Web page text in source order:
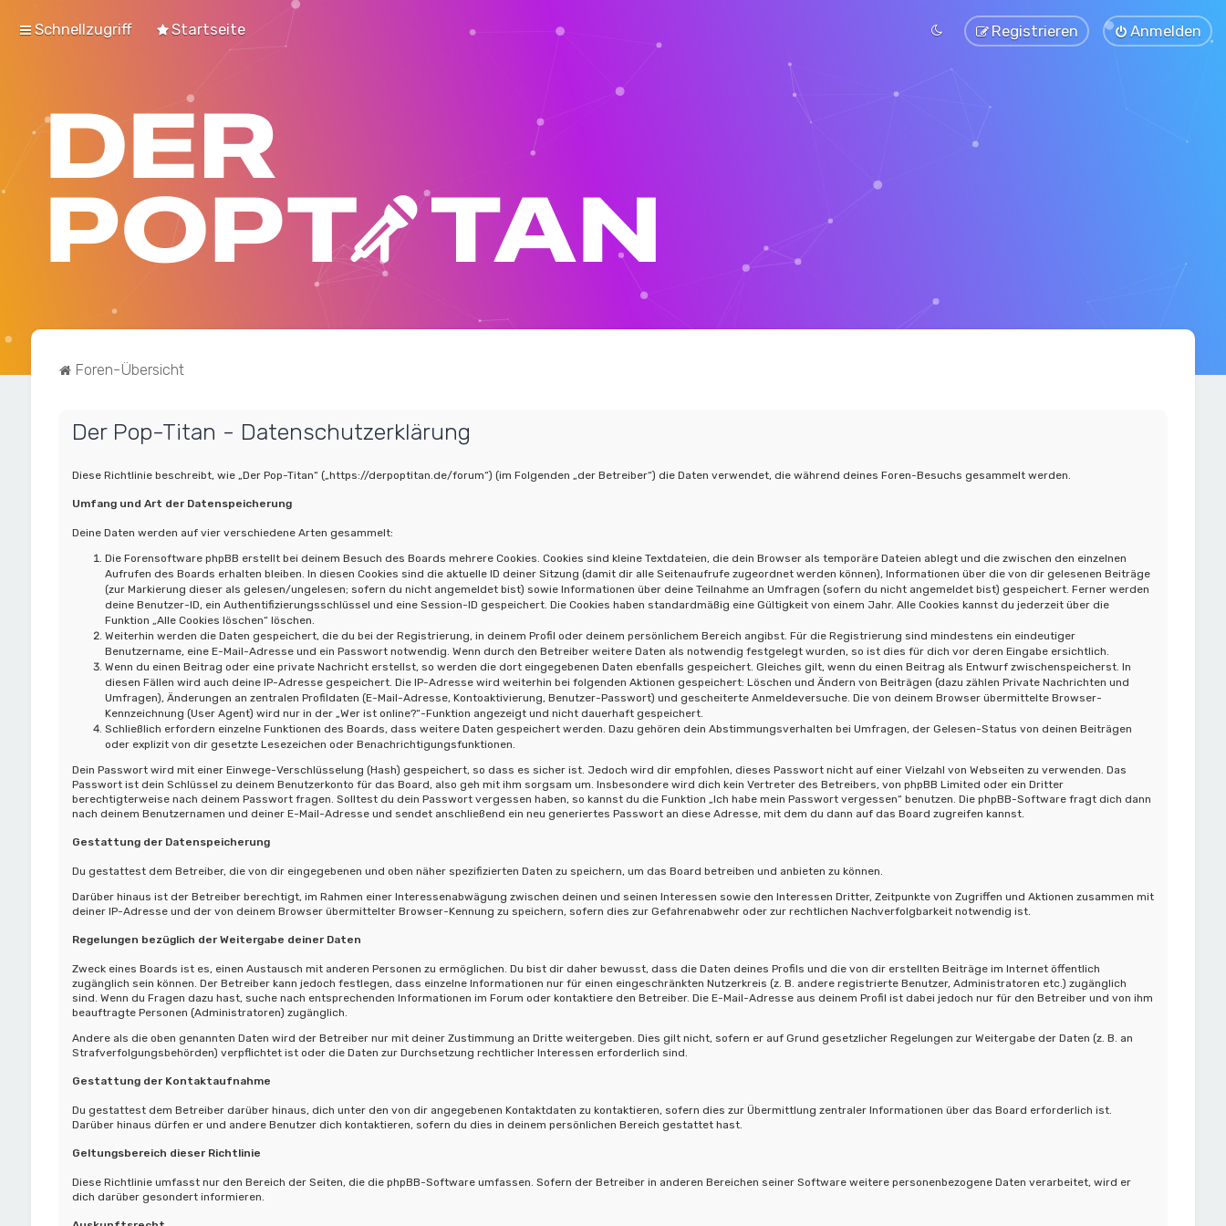
Schnellzugriff Startseite Anmelden
Registrieren
Foren-Übersicht
Der Pop-Titan - Datenschutzerklärung
Diese Richtlinie beschreibt, wie „Der Pop-Titan“ („https://derpoptitan.de/forum“) (im Folgenden „der Betreiber“) die Daten verwendet, die während deines Foren-Besuchs gesammelt werden.
Umfang und Art der Datenspeicherung
Deine Daten werden auf vier verschiedene Arten gesammelt:
Die Forensoftware phpBB erstellt bei deinem Besuch des Boards mehrere Cookies. Cookies sind kleine Textdateien, die dein Browser als temporäre Dateien ablegt und die zwischen den einzelnen
Aufrufen des Boards erhalten bleiben. In diesen Cookies sind die aktuelle ID deiner Sitzung (damit dir alle Seitenaufrufe zugeordnet werden können), Informationen über die von dir gelesenen Beiträge
(zur Markierung dieser als gelesen/ungelesen; sofern du nicht angemeldet bist) sowie Informationen über deine Teilnahme an Umfragen (sofern du nicht angemeldet bist) gespeichert. Ferner werden
deine Benutzer-ID, ein Authentifizierungsschlüssel und eine Session-ID gespeichert. Die Cookies haben standardmäßig eine Gültigkeit von einem Jahr. Alle Cookies kannst du jederzeit über die
Funktion „Alle Cookies löschen“ löschen.
Weiterhin werden die Daten gespeichert, die du bei der Registrierung, in deinem Profil oder deinem persönlichem Bereich angibst. Für die Registrierung sind mindestens ein eindeutiger
Benutzername, eine E-Mail-Adresse und ein Passwort notwendig. Wenn durch den Betreiber weitere Daten als notwendig festgelegt wurden, so ist dies für dich vor deren Eingabe ersichtlich.
Wenn du einen Beitrag oder eine private Nachricht erstellst, so werden die dort eingegebenen Daten ebenfalls gespeichert. Gleiches gilt, wenn du einen Beitrag als Entwurf zwischenspeicherst. In
diesen Fällen wird auch deine IP-Adresse gespeichert. Die IP-Adresse wird weiterhin bei folgenden Aktionen gespeichert: Löschen und Ändern von Beiträgen (dazu zählen Private Nachrichten und
Umfragen), Änderungen an zentralen Profildaten (E-Mail-Adresse, Kontoaktivierung, Benutzer-Passwort) und gescheiterte Anmeldeversuche. Die von deinem Browser übermittelte Browser-
Kennzeichnung (User Agent) wird nur in der „Wer ist online?“-Funktion angezeigt und nicht dauerhaft gespeichert.
Schließlich erfordern einzelne Funktionen des Boards, dass weitere Daten gespeichert werden. Dazu gehören dein Abstimmungsverhalten bei Umfragen, der Gelesen-Status von deinen Beiträgen
oder explizit von dir gesetzte Lesezeichen oder Benachrichtigungsfunktionen.
Dein Passwort wird mit einer Einwege-Verschlüsselung (Hash) gespeichert, so dass es sicher ist. Jedoch wird dir empfohlen, dieses Passwort nicht auf einer Vielzahl von Webseiten zu verwenden. Das
Passwort ist dein Schlüssel zu deinem Benutzerkonto für das Board, also geh mit ihm sorgsam um. Insbesondere wird dich kein Vertreter des Betreibers, von phpBB Limited oder ein Dritter
berechtigterweise nach deinem Passwort fragen. Solltest du dein Passwort vergessen haben, so kannst du die Funktion „Ich habe mein Passwort vergessen“ benutzen. Die phpBB-Software fragt dich dann
nach deinem Benutzernamen und deiner E-Mail-Adresse und sendet anschließend ein neu generiertes Passwort an diese Adresse, mit dem du dann auf das Board zugreifen kannst.
Gestattung der Datenspeicherung
Du gestattest dem Betreiber, die von dir eingegebenen und oben näher spezifizierten Daten zu speichern, um das Board betreiben und anbieten zu können.
Darüber hinaus ist der Betreiber berechtigt, im Rahmen einer Interessenabwägung zwischen deinen und seinen Interessen sowie den Interessen Dritter, Zeitpunkte von Zugriffen und Aktionen zusammen mit
deiner IP-Adresse und der von deinem Browser übermittelter Browser-Kennung zu speichern, sofern dies zur Gefahrenabwehr oder zur rechtlichen Nachverfolgbarkeit notwendig ist.
Regelungen bezüglich der Weitergabe deiner Daten
Zweck eines Boards ist es, einen Austausch mit anderen Personen zu ermöglichen. Du bist dir daher bewusst, dass die Daten deines Profils und die von dir erstellten Beiträge im Internet öffentlich
zugänglich sein können. Der Betreiber kann jedoch festlegen, dass einzelne Informationen nur für einen eingeschränkten Nutzerkreis (z. B. andere registrierte Benutzer, Administratoren etc.) zugänglich
sind. Wenn du Fragen dazu hast, suche nach entsprechenden Informationen im Forum oder kontaktiere den Betreiber. Die E-Mail-Adresse aus deinem Profil ist dabei jedoch nur für den Betreiber und von ihm
beauftragte Personen (Administratoren) zugänglich.
Andere als die oben genannten Daten wird der Betreiber nur mit deiner Zustimmung an Dritte weitergeben. Dies gilt nicht, sofern er auf Grund gesetzlicher Regelungen zur Weitergabe der Daten (z. B. an
Strafverfolgungsbehörden) verpflichtet ist oder die Daten zur Durchsetzung rechtlicher Interessen erforderlich sind.
Gestattung der Kontaktaufnahme
Du gestattest dem Betreiber darüber hinaus, dich unter den von dir angegebenen Kontaktdaten zu kontaktieren, sofern dies zur Übermittlung zentraler Informationen über das Board erforderlich ist.
Darüber hinaus dürfen er und andere Benutzer dich kontaktieren, sofern du dies in deinem persönlichen Bereich gestattet hast.
Geltungsbereich dieser Richtlinie
Diese Richtlinie umfasst nur den Bereich der Seiten, die die phpBB-Software umfassen. Sofern der Betreiber in anderen Bereichen seiner Software weitere personenbezogene Daten verarbeitet, wird er
dich darüber gesondert informieren.